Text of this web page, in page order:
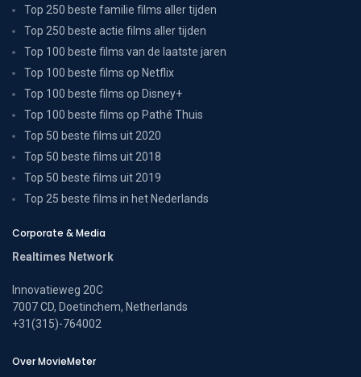
Top 250 beste familie films aller tijden
Top 250 beste actie films aller tijden
Top 100 beste films van de laatste jaren
Top 100 beste films op Netflix
Top 100 beste films op Disney+
Top 100 beste films op Pathé Thuis
Top 50 beste films uit 2020
Top 50 beste films uit 2018
Top 50 beste films uit 2019
Top 25 beste films in het Nederlands
Corporate & Media
Realtimes Network
Innovatieweg 20C
7007 CD, Doetinchem, Netherlands
+31(315)-764002
Over MovieMeter